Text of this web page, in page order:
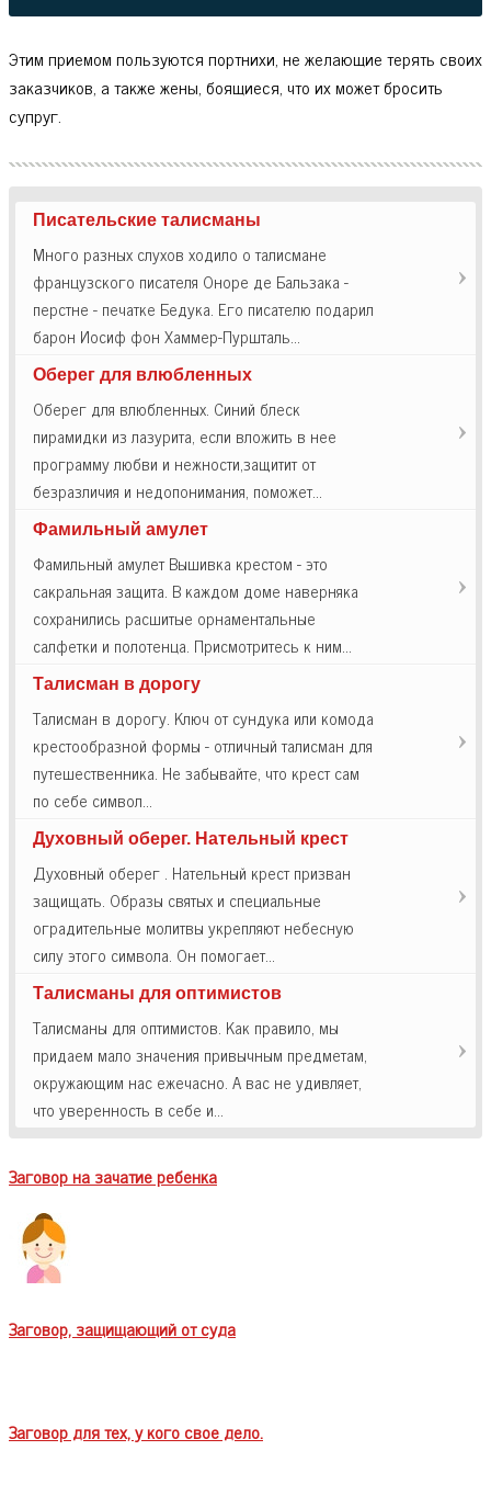
Этим приемом пользуются портнихи, не желающие терять своих
заказчиков, а также жены, боящиеся, что их может бросить
супруг.
Писательские талисманы
Много разных слухов ходило о талисмане
французского писателя Оноре де Бальзака -
перстне - печатке Бедука. Его писателю подарил
барон Иосиф фон Хаммер-Пуршталь…
Оберег для влюбленных
Оберег для влюбленных. Синий блеск
пирамидки из лазурита, если вложить в нее
программу любви и нежности,защитит от
безразличия и недопонимания, поможет…
Фамильный амулет
Фамильный амулет Вышивка крестом - это
сакральная защита. В каждом доме наверняка
сохранились расшитые орнаментальные
салфетки и полотенца. Присмотритесь к ним…
Талисман в дорогу
Талисман в дорогу. Ключ от сундука или комода
крестообразной формы - отличный талисман для
путешественника. Не забывайте, что крест сам
по себе символ…
Духовный оберег. Нательный крест
Духовный оберег . Нательный крест призван
защищать. Образы святых и специальные
оградительные молитвы укрепляют небесную
силу этого символа. Он помогает…
Талисманы для оптимистов
Талисманы для оптимистов. Как правило, мы
придаем мало значения привычным предметам,
окружающим нас ежечасно. А вас не удивляет,
что уверенность в себе и…
Заговор на зачатие ребенка
Заговор, защищающий от суда
Заговор для тех, у кого свое дело.